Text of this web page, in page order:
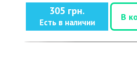
305 грн.
Есть в наличии
В